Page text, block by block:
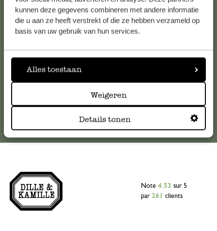
kunnen deze gegevens combineren met andere informatie
die u aan ze heeft verstrekt of die ze hebben verzameld op
basis van uw gebruik van hun services.
Alles toestaan
Weigeren
Details tonen
Pour toute question ou demande de conseil ou d’aide,
veuillez contacter notre service clientèle. Ou retrouvez ici
nos réponses auxquestions les plus fréquemment posées
Note 4.53 sur 5
par 261 clients